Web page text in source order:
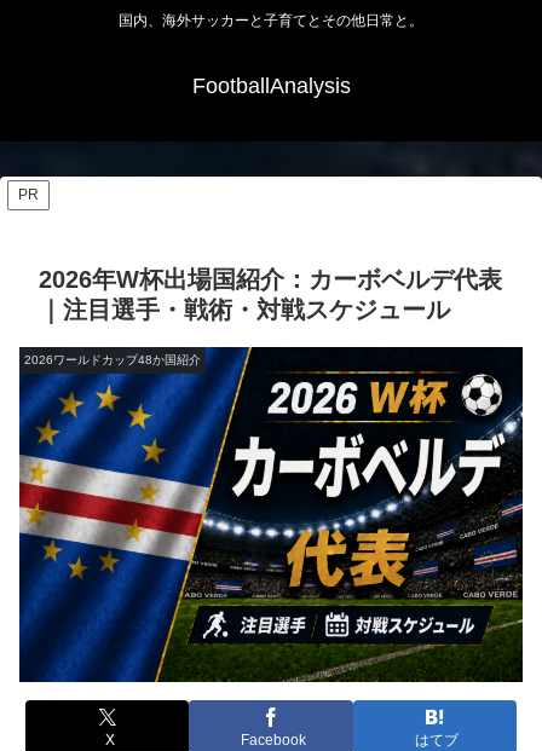
国内、海外サッカーと子育てとその他日常と。
FootballAnalysis
PR
2026年W杯出場国紹介：カーボベルデ代表
｜注目選手・戦術・対戦スケジュール
2026ワールドカップ48か国紹介
X Facebook はてブ